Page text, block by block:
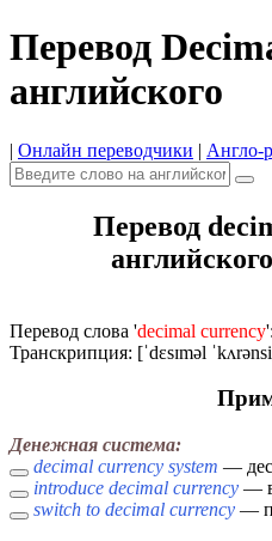
Перевод
английского
| Онлайн переводчики | Англо-
Перевод
Перевод слова 'decimal currency
Транскрипция: [ˈdɛsɪməl
Денежная система:
decimal currency system —
introduce decimal currency —
switch to decimal currency —